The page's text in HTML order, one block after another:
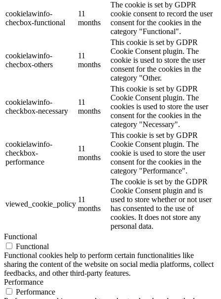
cookielawinfo-
checbox-functional
11
months
The cookie is set by GDPR
cookie consent to record the user
consent for the cookies in the
category "Functional".
cookielawinfo-
checbox-others
11
months
This cookie is set by GDPR
Cookie Consent plugin. The
cookie is used to store the user
consent for the cookies in the
category "Other.
cookielawinfo-
checkbox-necessary
11
months
This cookie is set by GDPR
Cookie Consent plugin. The
cookies is used to store the user
consent for the cookies in the
category "Necessary".
cookielawinfo-
checkbox-
performance
11
months
This cookie is set by GDPR
Cookie Consent plugin. The
cookie is used to store the user
consent for the cookies in the
category "Performance".
viewed_cookie_policy
11
months
The cookie is set by the GDPR
Cookie Consent plugin and is
used to store whether or not user
has consented to the use of
cookies. It does not store any
personal data.
Functional
Functional
Functional cookies help to perform certain functionalities like
sharing the content of the website on social media platforms, collect
feedbacks, and other third-party features.
Performance
Performance